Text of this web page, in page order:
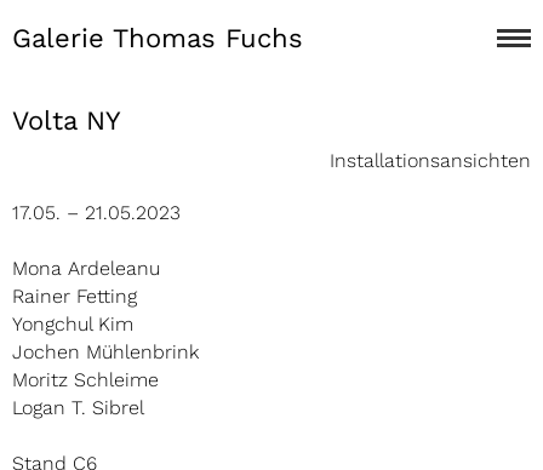
Galerie Thomas Fuchs
Volta NY
Installationsansichten
17.05. – 21.05.2023
Mona Ardeleanu
Rainer Fetting
Yongchul Kim
Jochen Mühlenbrink
Moritz Schleime
Logan T. Sibrel
Stand C6